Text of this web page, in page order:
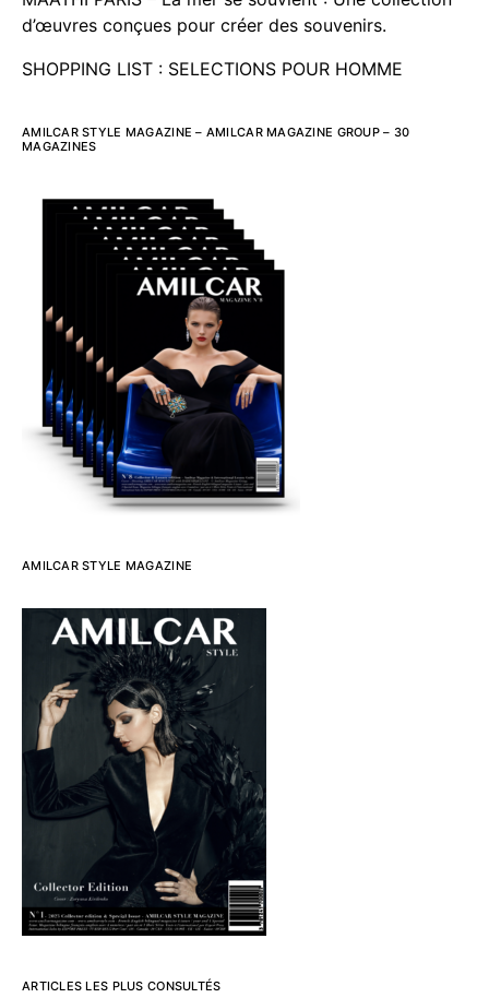
d’œuvres conçues pour créer des souvenirs.
SHOPPING LIST : SELECTIONS POUR HOMME
AMILCAR STYLE MAGAZINE – AMILCAR MAGAZINE GROUP – 30
MAGAZINES
AMILCAR STYLE MAGAZINE
ARTICLES LES PLUS CONSULTÉS